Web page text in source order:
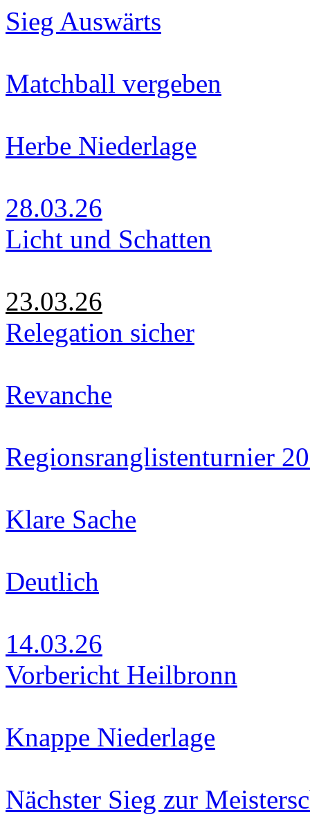
Sieg Auswärts
Matchball vergeben
Herbe Niederlage
28.03.26
Licht und Schatten
23.03.26
Relegation sicher
Revanche
Regionsranglistenturnier
Klare Sache
Deutlich
14.03.26
Vorbericht Heilbronn
Knappe Niederlage
Nächster Sieg zur